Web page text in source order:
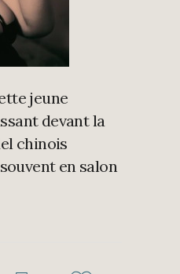
jeune
devant la
chinois
en salon